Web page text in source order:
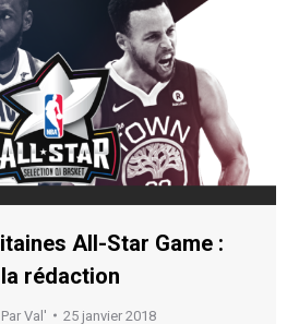
All-Star Game :
rédaction
Par Val' 25 janvier 2018